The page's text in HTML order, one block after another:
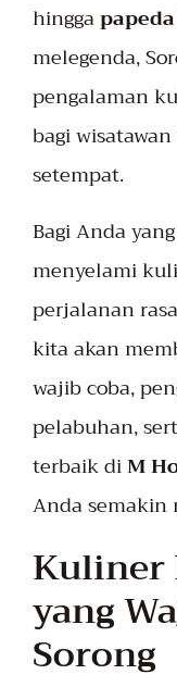
hingga
melegenda,
pengalaman
bagi
setempat.
Bagi Anda
menyelami
perjalanan
kita akan
wajib coba,
pelabuhan,
terbaik diM
Anda semakin
Kuliner
yang
Sorong